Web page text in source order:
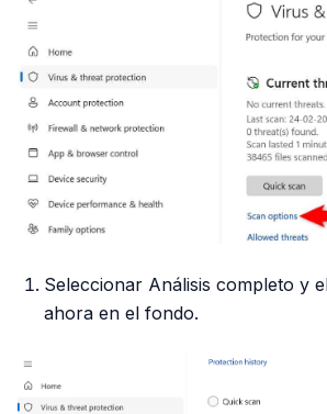
Seleccionar Análisis completo y
ahora en el fondo.